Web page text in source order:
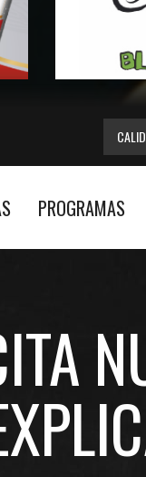
PROGRAMAS